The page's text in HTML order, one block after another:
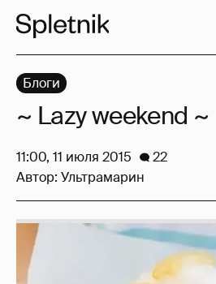
Блоги
~ Lazy weekend ~
11:00, 11 июля 2015
22
Автор: Ультрамарин